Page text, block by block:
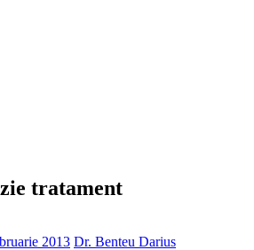
tratament
2013 Dr. Benteu Darius